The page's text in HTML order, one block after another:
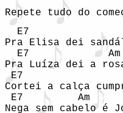
Repete tudo do
  E7	             Am      D7		   G
Pra Elisa dei
  E7             Am	    D7		    G
Pra Luíza dei a
E7	               Am         D7        G
Cortei a calça
E7         Am